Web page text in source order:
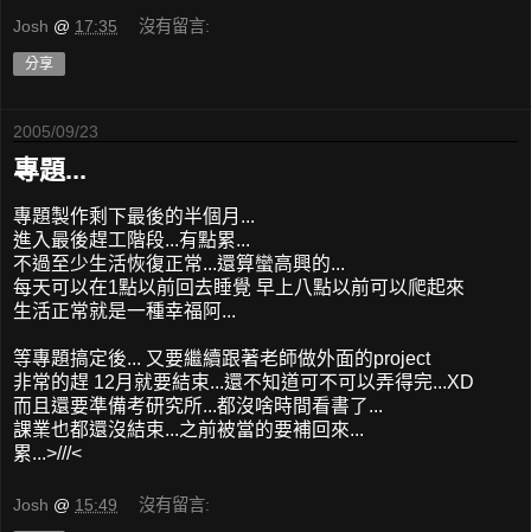
Josh @ 17:35 沒有留言:
分享
2005/09/23
專題...
專題製作剩下最後的半個月...
進入最後趕工階段...有點累...
不過至少生活恢復正常...還算蠻高興的...
每天可以在1點以前回去睡覺 早上八點以前可以爬起來
生活正常就是一種幸福阿...
等專題搞定後... 又要繼續跟著老師做外面的project
非常的趕 12月就要結束...還不知道可不可以弄得完...XD
而且還要準備考研究所...都沒啥時間看書了...
課業也都還沒結束...之前被當的要補回來...
累...>///<
Josh @ 15:49 沒有留言: